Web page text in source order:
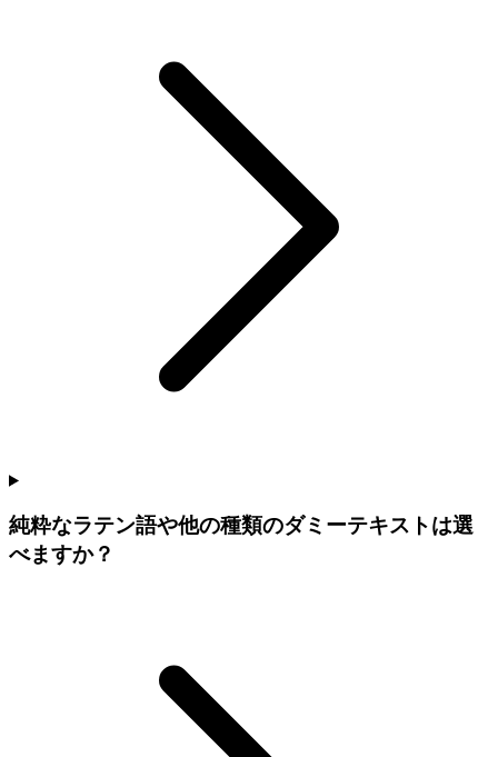
純粋なラテン語や他の種類のダミーテキストは選
べますか？